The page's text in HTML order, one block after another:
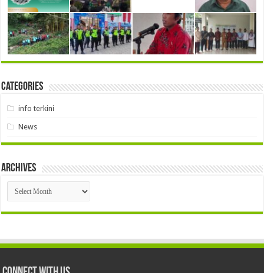
Categories
info terkini
News
Archives
Archives